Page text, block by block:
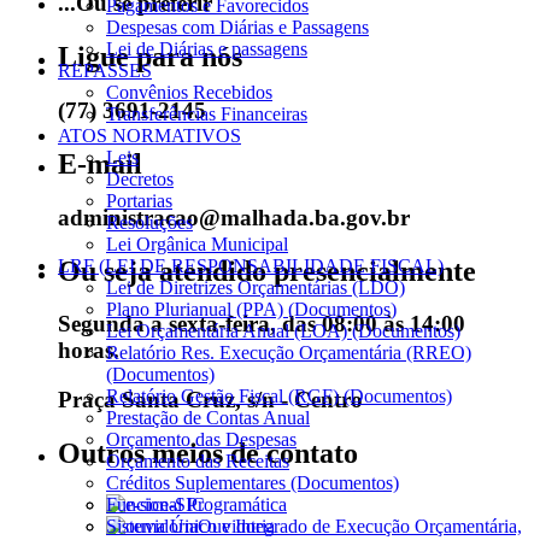
Ligue para nós
(77) 3691-2145
E-mail
administracao@malhada.ba.gov.br
Ou seja atendido presencialmente
Segunda a sexta-feira, das 08:00 às 14:00
horas.
Praça Santa Cruz, s/n - Centro
Outros meios de contato
e-SIC
Ouvidoria
Pagamentos e Favorecidos
Despesas com Diárias e Passagens
Lei de Diárias e passagens
REPASSES
Convênios Recebidos
Transferências Financeiras
ATOS NORMATIVOS
Leis
Decretos
Portarias
Resoluções
Lei Orgânica Municipal
LRF (LEI DE RESPONSABILIDADE FISCAL)
Lei de Diretrizes Orçamentárias (LDO)
Plano Plurianual (PPA) (Documentos)
Lei Orçamentária Anual (LOA) (Documentos)
Relatório Res. Execução Orçamentária (RREO)
(Documentos)
Relatório Gestão Fiscal (RGF) (Documentos)
Prestação de Contas Anual
Orçamento das Despesas
Orçamento das Receitas
Créditos Suplementares (Documentos)
Funcional Programática
Sistema Único e Integrado de Execução Orçamentária,